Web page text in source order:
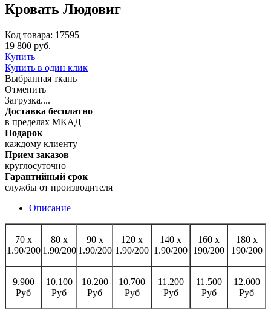
Кровать Людовиг
Код товара: 17595
19 800 руб.
Купить
Купить в один клик
Выбранная ткань
Отменить
Загрузка....
Доставка бесплатно
в пределах МКАД
Подарок
каждому клиенту
Прием заказов
круглосуточно
Гарантийный срок
службы от производителя
Описание
70 х
1.90/200
80 x
1.90/200
90 x
1.90/200
120 x
1.90/200
140 x
1.90/200
160 x
190/200
180 x
190/200
9.900
Руб
10.100
Руб
10.200
Руб
10.700
Руб
11.200
Руб
11.500
Руб
12.000
Руб